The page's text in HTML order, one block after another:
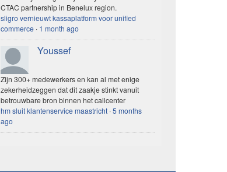
CTAC partnership in Benelux region.
sligro vernieuwt kassaplatform voor unified
commerce · 1 month ago
Youssef
Zijn 300+ medewerkers en kan al met enige
zekerheidzeggen dat dit zaakje stinkt vanuit
betrouwbare bron binnen het callcenter
hm sluit klantenservice maastricht ·5 months
ago